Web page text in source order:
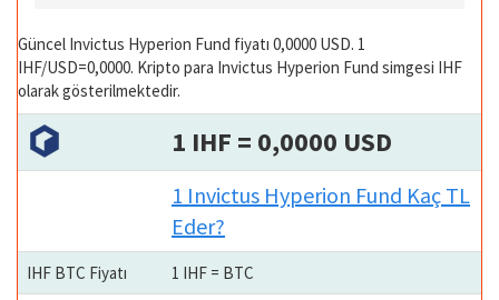
Güncel Invictus Hyperion Fund fiyatı 0,0000 USD. 1
IHF/USD=0,0000. Kripto para Invictus Hyperion Fund simgesi IHF
olarak gösterilmektedir.
1 IHF = 0,0000 USD
1 Invictus Hyperion Fund Kaç TL
Eder?
IHF BTC Fiyatı
1 IHF = BTC